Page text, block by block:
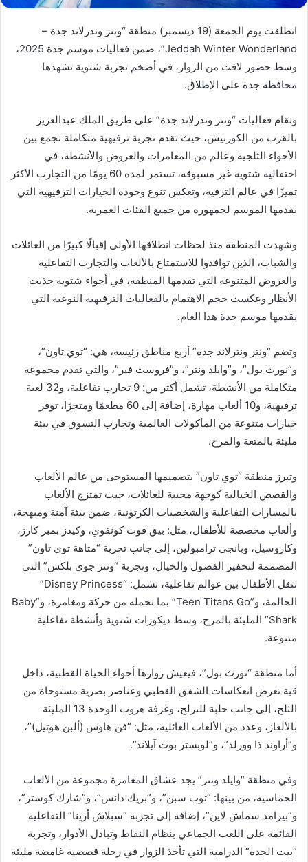
انطلقت يوم الجمعة (19 ديسمبر) منطقة “ونتر وندرلاند جدة –
Jeddah Winter Wonderland”، ضمن فعاليات موسم جدة 2025،
وسط حضور لافت من الزوار، في أضخم تجربة شتوية تشهدها
محافظة جدة على الإطلاق.
وتقام فعاليات “ونتر وندرلاند جدة” على طريق الملك عبدالعزيز
بالقرب من الكورنيش، حيث تقدم تجربة ترفيهية متكاملة تجمع بين
الأجواء الثلجية وعالم من المغامرات والعروض والأنشطة، في
احتفالية شتوية غير مسبوقة، تستمر لمدة 60 يومًا من التجارب الأكثر
تميزًا في عالم الترفيه، وتعكس تنوع وجودة الخيارات الترفيهية التي
يقدمها الموسم لجمهوره من جميع الفئات العمرية.
وشهدت المنطقة منذ لحظات انطلاقها الأولى إقبالًا كبيرًا من العائلات
والشباب، الذين توافدوا للاستمتاع بالألعاب والتجارب التفاعلية
والعروض المتنوعة التي تقدمها المنطقة، في أجواء شتوية جذبت
الأنظار وعكست حجم الاهتمام بالفعاليات الترفيهية النوعية التي
يقدمها موسم جدة هذا العام.
وتضم “ونتر ونترلاند جدة” أربع مناطق رئيسة، هي: “توي تاون”،
و”نورث بول”، و”وايلد ونتر”، و”فروست فير”، والتي تقدم مجموعة
متكاملة من الأنشطة، تشمل أكثر من: 9 تجارب تفاعلية، و32 لعبة
ترفيهية، و10 ألعاب مهارة، إضافة إلى 60 مطعمًا ومتجرًا، توفر
خيارات متنوعة من المأكولات العالمية وتجارب التسوق في بيئة
مليئة بالمتعة والمرح.
وتبرز منطقة “توي تاون” بتصميمها المستوحى من عالم الألعاب
والقصص الخيالية كوجهة محببة للعائلات، حيث تمتزج الألعاب
بالمسارات التفاعلية والشخصيات الكرتونية، ضمن بيئة آمنة ومبهجة،
وألعاب مخصصة للأطفال، مثل: بيق فوت كونفوي، وكيدز بمبر كارز،
وكاروسيل، وبانجي ترامبولين، إلى جانب تجربة “متاهة توي تاون”
المصممة لتحفيز الفضول والخيال، وتجربة “ونتر جوي بلكس” التي
تنقل الأطفال بين عوالم تفاعلية، تشمل: “Disney Princess”
الحالمة، و”Teen Titans Go” بما تحمله من حركة ومغامرة، و”Baby
Shark” المليئة بالمرح، وسط ديكورات شتوية وأنشطة تفاعلية
متنوعة.
أما منطقة “نورث بول”، فيعيش زوارها أجواء الحياة القطبية، داخل
قبة تعرض انعكاسات الشفق القطبي وعناصر بصرية مستوحاة من
الثلج، إلى جانب حلبة للتزلج، وغرفة هروب الوحدة 13 المليئة
بالألغاز، وعدد من الألعاب العائلية، مثل: “فن هاوس (ألبن هوتيل)”،
و”أراوند ذا وورلد”، و”لوبستر بوت آيلاند”.
وفي منطقة “وايلد ونتر” يجد عشاق المغامرة مجموعة من الألعاب
الحماسية، من بينها: “توب سبن”، و”بريك دانس”، و”شارك كوستر”،
و”بيرامد سماش لاين”، إضافة إلى تجربة “سبلاش أرينا” التفاعلية
القائمة على اللعب الجماعي بنظام النقاط وتبادل الأدوار، وتجربة
“بيت الجدة” الدرامية التي تأخذ الزوار في رحلة قصصية غامضة مليئة